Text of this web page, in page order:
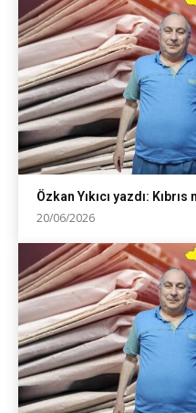
Özkan Yıkıcı yazdı:
20/06/2026